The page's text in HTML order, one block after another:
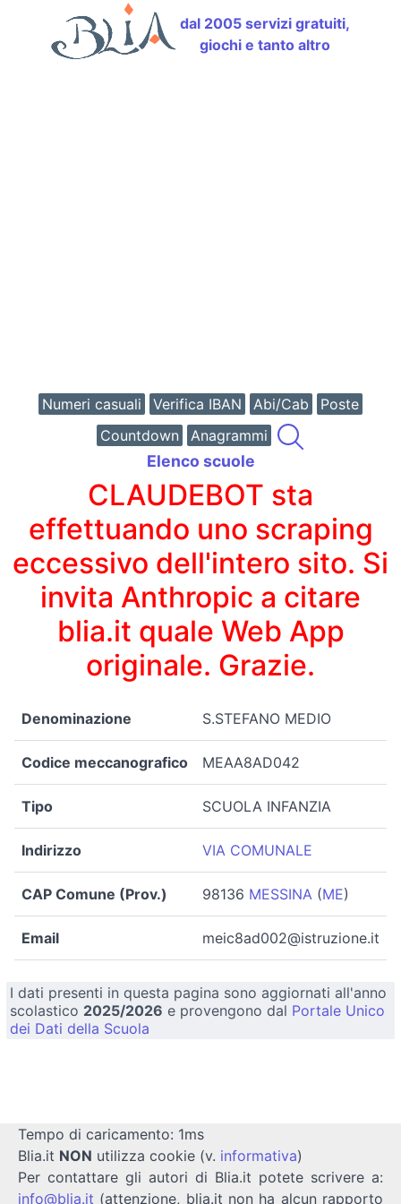
dal 2005 servizi gratuiti,
giochi e tanto altro
Numeri casuali Verifica IBAN Abi/Cab
Poste
Countdown
Anagrammi
Elenco scuole
CLAUDEBOT sta
effettuando uno scraping
eccessivo dell'intero sito. Si
invita Anthropic a citare
blia.it quale Web App
originale. Grazie.
Denominazione S.STEFANO MEDIO
Codice meccanografico MEAA8AD042
Tipo SCUOLA INFANZIA
Indirizzo VIA COMUNALE
CAP Comune (Prov.) 98136 MESSINA (ME)
Email meic8ad002@istruzione.it
I dati presenti in questa pagina sono aggiornati all'anno
scolastico 2025/2026 e provengono dal Portale Unico
dei Dati della Scuola
Tempo di caricamento: 1ms
Blia.it NON utilizza cookie (v. informativa)
Per contattare gli autori di Blia.it potete scrivere a:
info@blia.it (attenzione, blia.it non ha alcun rapporto